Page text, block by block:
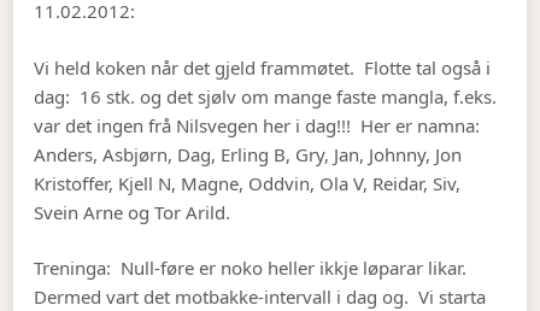
11.02.2012:
Vi held koken når det gjeld frammøtet. Flotte tal også i
dag: 16 stk. og det sjølv om mange faste mangla, f.eks.
var det ingen frå Nilsvegen her i dag!!! Her er namna:
Anders, Asbjørn, Dag, Erling B, Gry, Jan, Johnny, Jon
Kristoffer, Kjell N, Magne, Oddvin, Ola V, Reidar, Siv,
Svein Arne og Tor Arild.
Treninga: Null-føre er noko heller ikkje løparar likar.
Dermed vart det motbakke-intervall i dag og. Vi starta